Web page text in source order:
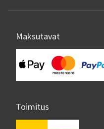
Maksutavat
Toimitus